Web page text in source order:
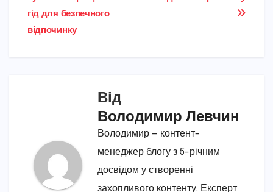
записів
гід для безпечного
відпочинку
Від
Володимир Левчин
Володимир — контент-
менеджер блогу з 5-річним
досвідом у створенні
захопливого контенту. Експерт